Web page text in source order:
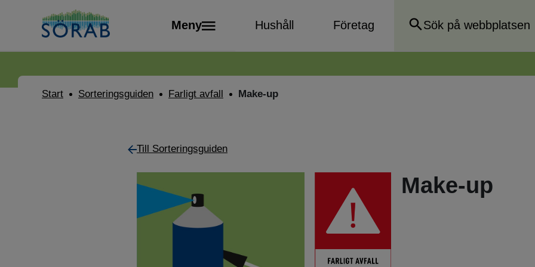
Meny Hushåll Företag
Start Sorteringsguiden Farligt avfall Make-up
Till Sorteringsguiden
Make-up